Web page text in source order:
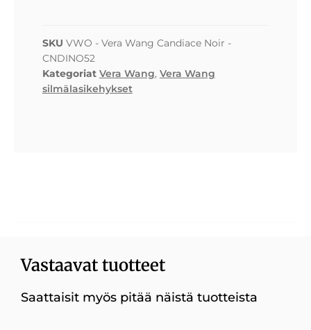
SKU VWO - Vera Wang Candiace Noir -
CNDINO52
Kategoriat Vera Wang, Vera Wang
silmälasikehykset
Vastaavat tuotteet
Saattaisit myös pitää näistä tuotteista